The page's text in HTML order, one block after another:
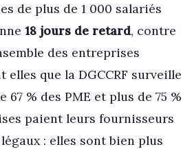
de plus de 1 000 salariés
18 jours de retard, contre
des entreprises
elles que la DGCCRF surveille
% des PME et plus de 75 %
paient leurs fournisseurs
: elles sont bien plus